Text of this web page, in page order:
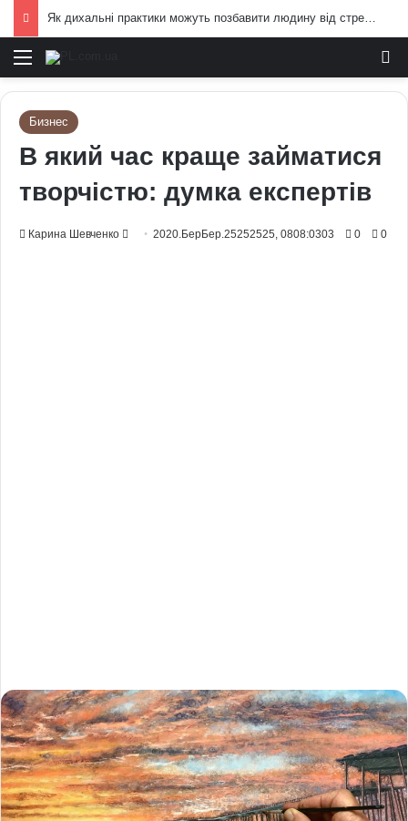
Як дихальні практики можуть позбавити людину від стресу: пояснення експертів
Меню
Бизнес
В який час краще займатися
творчістю: думка експертів
Карина Шевченко
Send2020.БерБер.25252525, 0808:0303 0 0